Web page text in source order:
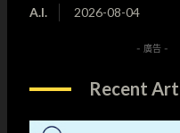
A.I. 2026-08-04
- 廣告 -
Recent